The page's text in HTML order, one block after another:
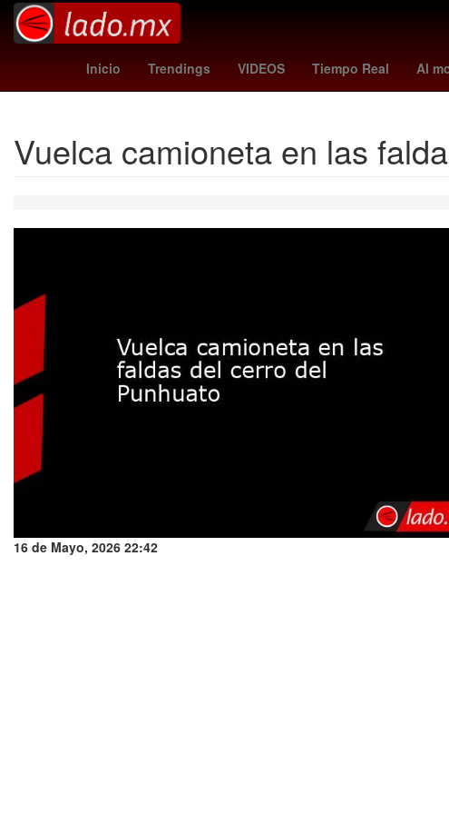
Inicio Trendings VIDEOS Tiempo Real Al
Aguascalientes Brasil Pago San
Vuelca camioneta en las
16 de Mayo, 2026 22:42